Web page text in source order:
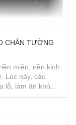
CHÂN TƯỜNG
miên, nền kinh
Lúc này, các
lỗ, làm ăn khó
doanh nghiệp